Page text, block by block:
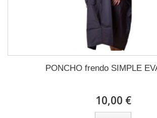
PONCHO frendo SIMPLE
10,00 €